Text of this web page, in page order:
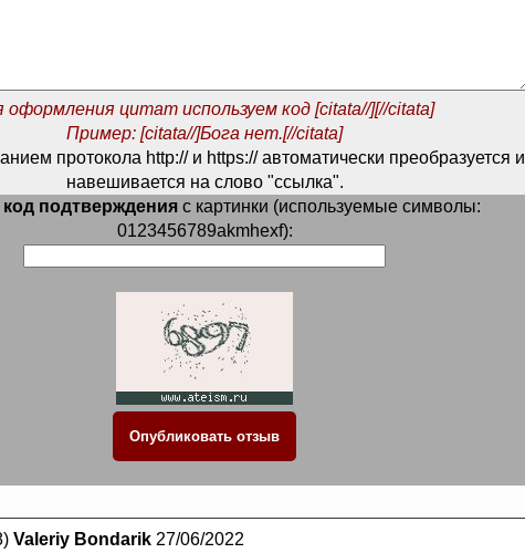
оформления цитат используем код [citata//][//citata]
Пример: [citata//]Бога нет.[//citata]
протокола http:// и https:// автоматически преобразуется и
навешивается на слово "ссылка".
код подтвержденияс картинки (используемые символы:
0123456789akmhexf):
Valeriy Bondarik 27/06/2022